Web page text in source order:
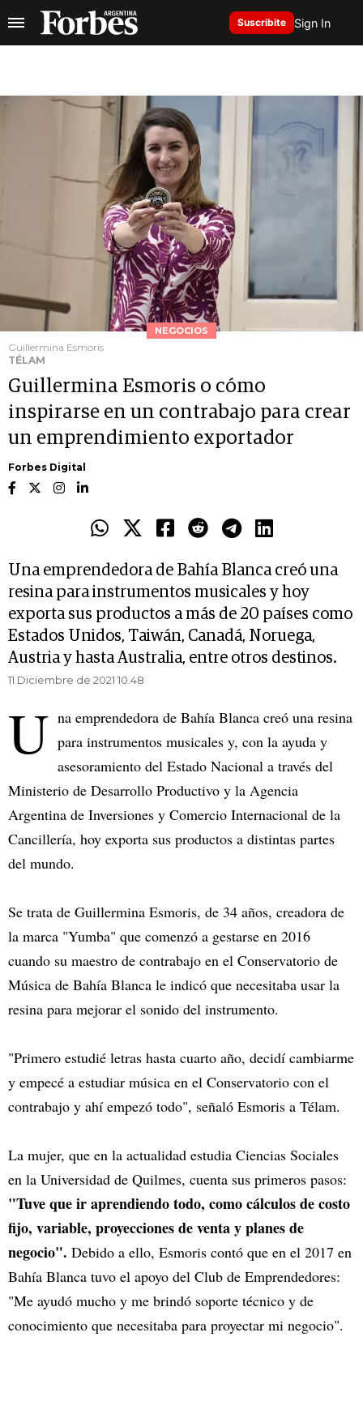
Suscribite Sign In
NEGOCIOS
Guillermina Esmoris
TÉLAM
Guillermina Esmoris o cómo
inspirarse en un contrabajo para crear
un emprendimiento exportador
Forbes Digital
Una emprendedora de Bahía Blanca creó una
resina para instrumentos musicales y hoy
exporta sus productos a más de 20 países como
Estados Unidos, Taiwán, Canadá, Noruega,
Austria y hasta Australia, entre otros destinos.
11 Diciembre de 2021 10.48
U na emprendedora de Bahía Blanca creó una resina
para instrumentos musicales y, con la ayuda y
asesoramiento del Estado Nacional a través del
Ministerio de Desarrollo Productivo y la Agencia
Argentina de Inversiones y Comercio Internacional de la
Cancillería, hoy exporta sus productos a distintas partes
del mundo.
Se trata de Guillermina Esmoris, de 34 años, creadora de
la marca "Yumba" que comenzó a gestarse en 2016
cuando su maestro de contrabajo en el Conservatorio de
Música de Bahía Blanca le indicó que necesitaba usar la
resina para mejorar el sonido del instrumento.
"Primero estudié letras hasta cuarto año, decidí cambiarme
y empecé a estudiar música en el Conservatorio con el
contrabajo y ahí empezó todo", señaló Esmoris a Télam.
La mujer, que en la actualidad estudia Ciencias Sociales
en la Universidad de Quilmes, cuenta sus primeros pasos:
"Tuve que ir aprendiendo todo, como cálculos de costo
fijo, variable, proyecciones de venta y planes de
negocio". Debido a ello, Esmoris contó que en el 2017 en
Bahía Blanca tuvo el apoyo del Club de Emprendedores:
"Me ayudó mucho y me brindó soporte técnico y de
conocimiento que necesitaba para proyectar mi negocio".